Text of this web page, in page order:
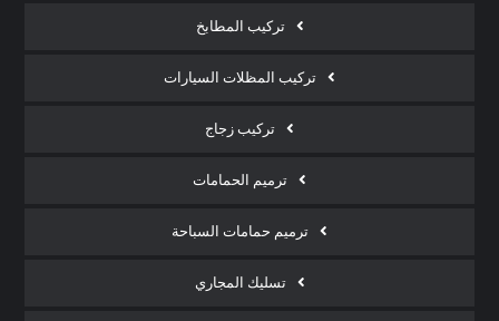
تركيب المطابخ
تركيب المظلات السيارات
تركيب زجاج
ترميم الحمامات
ترميم حمامات السباحة
تسليك المجاري